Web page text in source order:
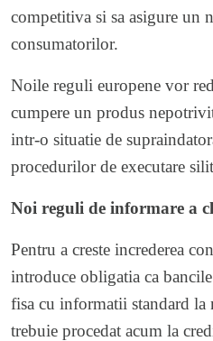
competitiva si sa asigure un
consumatorilor.
Noile reguli europene vor
cumpere un produs
intr-o situatie de
procedurilor de executare
Noi reguli de informare a
Pentru a creste increderea
introduce obligatia ca
fisa cu informatii standard la
trebuie procedat acum la